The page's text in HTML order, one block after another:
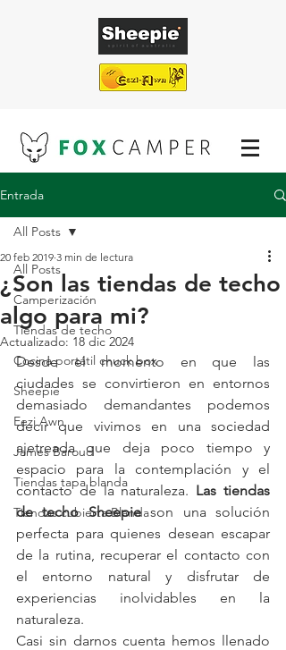
¡ENVÍO GRATUITO EN TODAS NUESTRAS
TIENDAS DE TECHO!
Entrada
All Posts
Camperización
Tiendas de techo
Cocina portátil chuck box
Sheepie
Eezi Awn
James Baroud
Tiendas tapa blanda
Tiendas cubierta Blanda
All Posts
¿Son las tiendas de techo
algo para mi?
20 feb 2019 3 min de lectura
Actualizado: 18 dic 2024
Desde el momento en que las
ciudades se convirtieron en entornos
demasiado demandantes podemos
decir que vivimos en una sociedad
ajetreada que deja poco tiempo y
espacio para la contemplación y el
contacto de la naturaleza. Las tiendas
de techo Sheepie son una solución
perfecta para quienes desean escapar
de la rutina, recuperar el contacto con
el entorno natural y disfrutar de
experiencias inolvidables en la
naturaleza.
Casi sin darnos cuenta hemos llenado